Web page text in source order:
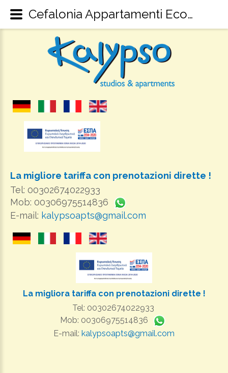
La migliore tariffa con prenotazioni dirette !
Tel: 00302674022933
Mob: 00306975514836
E-mail: kalypsoapts@gmail.com
La migliora tariffa con prenotazioni dirette !
Tel: 00302674022933
Mob: 00306975514836
E-mail: kalypsoapts@gmail.com
Cefalonia Appartamenti Economici - Kalypso Studios & Appartaments Sami Kefalonia